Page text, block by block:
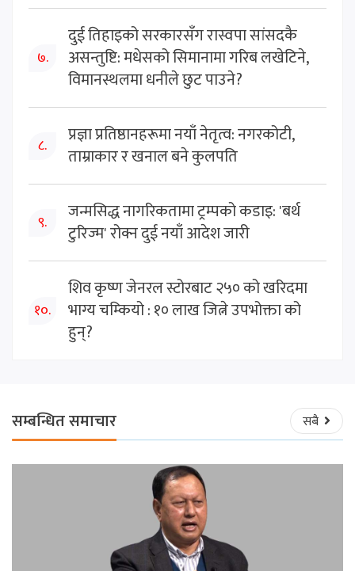
७.
दुई तिहाइको सरकारसँग रास्वपा सांसदकै
असन्तुष्टि: मधेसको सिमानामा गरिब लखेटिने,
विमानस्थलमा धनीले छुट पाउने?
८.
प्रज्ञा प्रतिष्ठानहरूमा नयाँ नेतृत्व: नगरकोटी,
ताम्राकार र खनाल बने कुलपति
९.
जन्मसिद्ध नागरिकतामा ट्रम्पको कडाइ: 'बर्थ
टुरिज्म' रोक्न दुई नयाँ आदेश जारी
१०.
शिव कृष्ण जेनरल स्टोरबाट २५० को खरिदमा
भाग्य चम्कियो : १० लाख जित्ने उपभोक्ता को
हुन्?
सम्बन्धित समाचार सबै